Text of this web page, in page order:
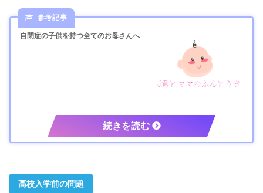
自閉症の子供を持つ全てのお母さんへ
高校入学前の問題